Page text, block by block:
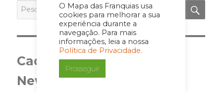
O Mapa das Franquias usa
cookies para melhorar a sua
experiência durante a
navegação. Para mais
informações, leia a nossa
Política de Privacidade.
Prosseguir
por:
Cadastre-se para a
Newsletter